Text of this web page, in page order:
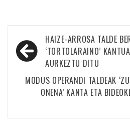
Bidalketetan
zehar
nabigatu
HAIZE-ARROSA TALDE
‘TORTOLARAINO’
AURKEZTU DITU
MODUS OPERANDI TALDEAK
ONENA’ KANTA ETA